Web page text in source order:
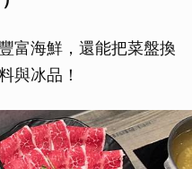
富海鮮，還能把菜盤換
與冰品！